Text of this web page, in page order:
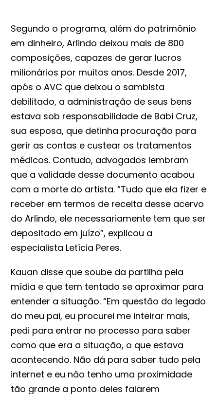
Segundo o programa, além do patrimônio
em dinheiro, Arlindo deixou mais de 800
composições, capazes de gerar lucros
milionários por muitos anos. Desde 2017,
após o AVC que deixou o sambista
debilitado, a administração de seus bens
estava sob responsabilidade de Babi Cruz,
sua esposa, que detinha procuração para
gerir as contas e custear os tratamentos
médicos. Contudo, advogados lembram
que a validade desse documento acabou
com a morte do artista. “Tudo que ela fizer e
receber em termos de receita desse acervo
do Arlindo, ele necessariamente tem que ser
depositado em juízo”, explicou a
especialista Letícia Peres.
Kauan disse que soube da partilha pela
mídia e que tem tentado se aproximar para
entender a situação. “Em questão do legado
do meu pai, eu procurei me inteirar mais,
pedi para entrar no processo para saber
como que era a situação, o que estava
acontecendo. Não dá para saber tudo pela
internet e eu não tenho uma proximidade
tão grande a ponto deles falarem